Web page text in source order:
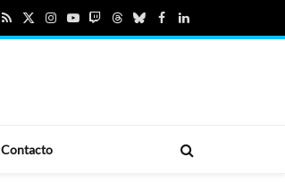
RSSX
Instagram
YouTube
TwitchThreadsBlueskyFacebook
LinkedIn
Contacto